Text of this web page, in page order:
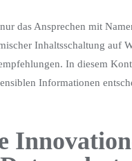
das Ansprechen mit
Inhaltsschaltung auf
In diesem
Informationen